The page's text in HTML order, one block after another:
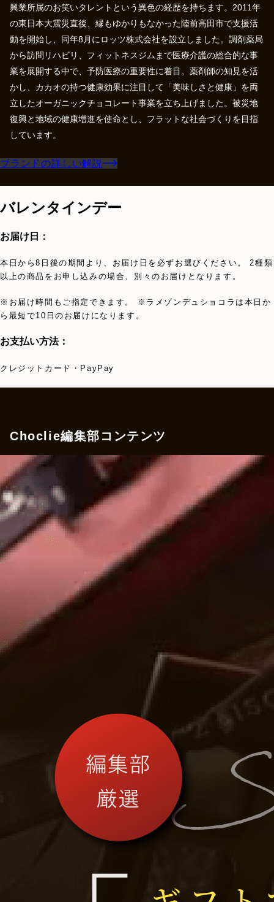
興業所属のお笑いタレントという異色の経歴を持ちます。2011年
の東日本大震災直後、縁もゆかりもなかった陸前高田市で支援活
動を開始し、同年8月にロッツ株式会社を設立しました。調剤薬局
から訪問リハビリ、フィットネスジムまで医療介護の総合的な事
業を展開する中で、予防医療の重要性に着目。薬剤師の知見を活
かし、カカオの持つ健康効果に注目して「美味しさと健康」を両
立したオーガニックチョコレート事業を立ち上げました。被災地
復興と地域の健康増進を使命とし、フラットな社会づくりを目指
ブランドの詳しい解説
バレンタインデー
お届け日：
本日から8日後の期間より、お届け日を必ずお選びください。 2種類
以上の商品をお申し込みの場合、別々のお届けとなります。
※お届け時間もご指定できます。 ※ラメゾンデュショコラは本日か
ら最短で10日のお届けになります。
お支払い方法：
クレジットカード・PayPay
Choclie編集部コンテンツ